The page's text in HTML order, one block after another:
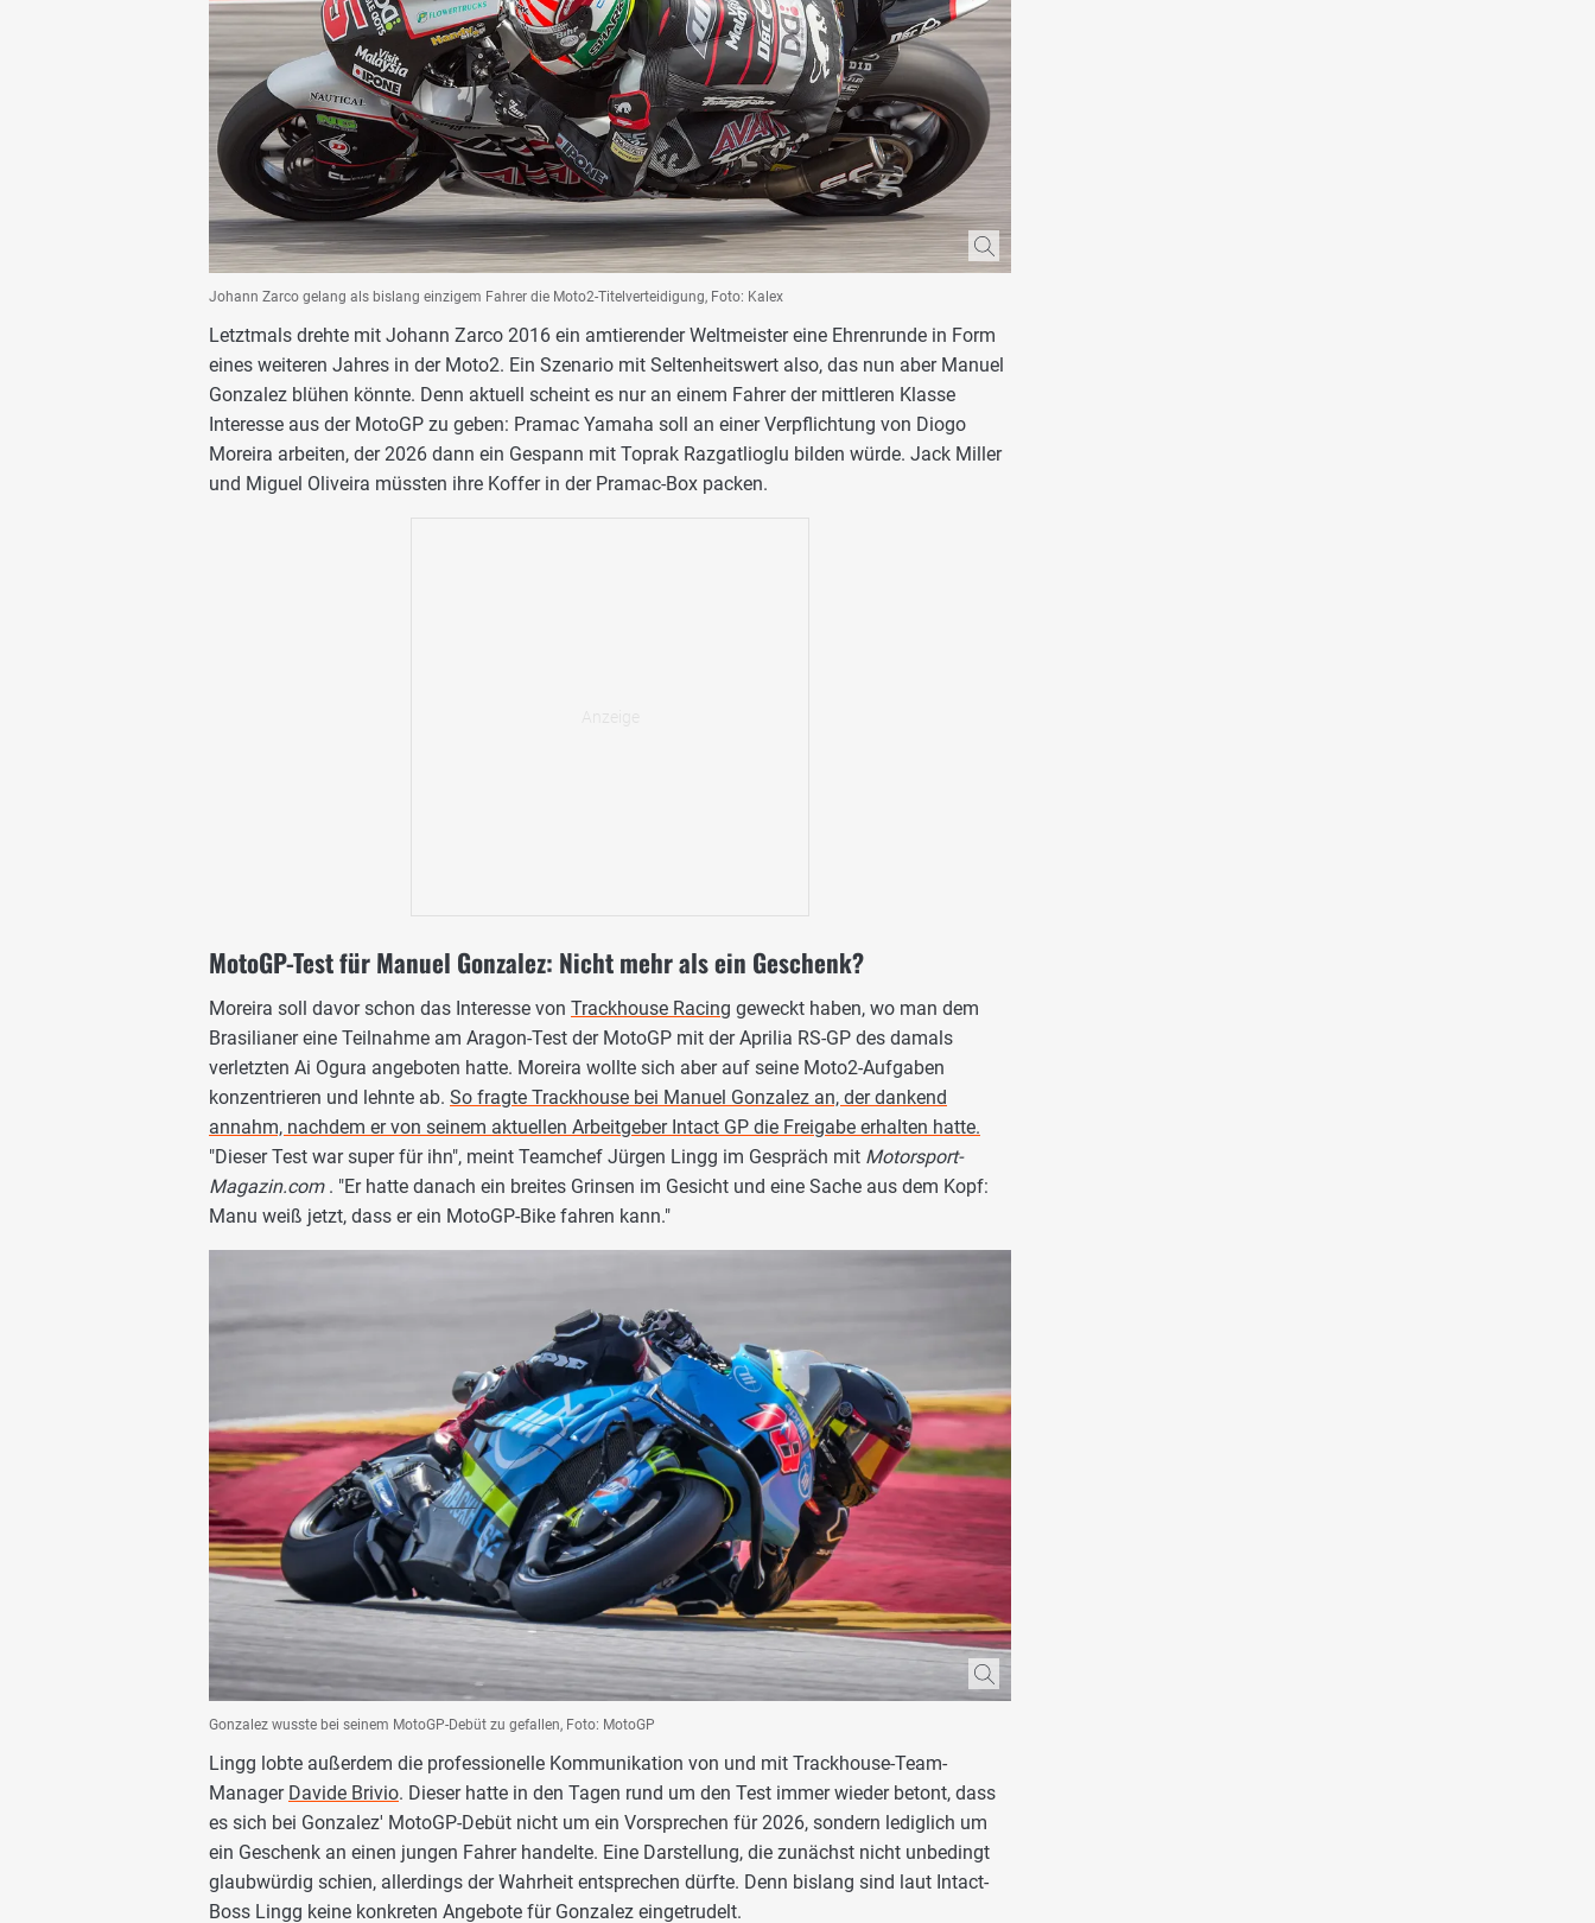
Johann Zarco gelang als bislang einzigem Fahrer die Moto2-Titelverteidigung, Foto: Kalex
Letztmals drehte mit Johann Zarco 2016 ein amtierender Weltmeister eine Ehrenrunde in Form
eines weiteren Jahres in der Moto2. Ein Szenario mit Seltenheitswert also, das nun aber Manuel
Gonzalez blühen könnte. Denn aktuell scheint es nur an einem Fahrer der mittleren Klasse
Interesse aus der MotoGP zu geben: Pramac Yamaha soll an einer Verpflichtung von Diogo
Moreira arbeiten, der 2026 dann ein Gespann mit Toprak Razgatlioglu bilden würde. Jack Miller
und Miguel Oliveira müssten ihre Koffer in der Pramac-Box packen.
MotoGP-Test für Manuel Gonzalez: Nicht mehr als ein Geschenk?
Moreira soll davor schon das Interesse von Trackhouse Racing geweckt haben, wo man dem
Brasilianer eine Teilnahme am Aragon-Test der MotoGP mit der Aprilia RS-GP des damals
verletzten Ai Ogura angeboten hatte. Moreira wollte sich aber auf seine Moto2-Aufgaben
konzentrieren und lehnte ab. So fragte Trackhouse bei Manuel Gonzalez an, der dankend
annahm, nachdem er von seinem aktuellen Arbeitgeber Intact GP die Freigabe erhalten hatte.
"Dieser Test war super für ihn", meint Teamchef Jürgen Lingg im Gespräch mit Motorsport-
Magazin.com . "Er hatte danach ein breites Grinsen im Gesicht und eine Sache aus dem Kopf:
Manu weiß jetzt, dass er ein MotoGP-Bike fahren kann."
Gonzalez wusste bei seinem MotoGP-Debüt zu gefallen, Foto: MotoGP
Lingg lobte außerdem die professionelle Kommunikation von und mit Trackhouse-Team-
Manager Davide Brivio. Dieser hatte in den Tagen rund um den Test immer wieder betont, dass
es sich bei Gonzalez' MotoGP-Debüt nicht um ein Vorsprechen für 2026, sondern lediglich um
ein Geschenk an einen jungen Fahrer handelte. Eine Darstellung, die zunächst nicht unbedingt
glaubwürdig schien, allerdings der Wahrheit entsprechen dürfte. Denn bislang sind laut Intact-
Boss Lingg keine konkreten Angebote für Gonzalez eingetrudelt.